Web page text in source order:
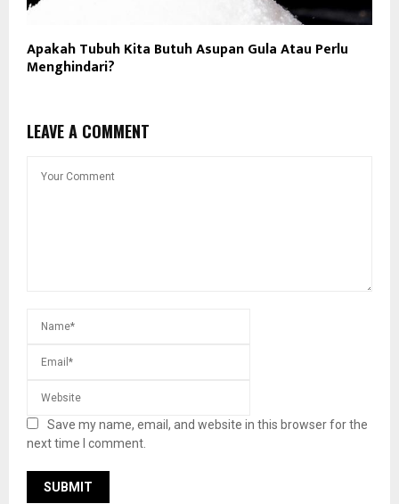
Apakah Tubuh Kita Butuh Asupan Gula Atau Perlu
Menghindari?
LEAVE A COMMENT
Save my name, email, and website in this browser for the
next time I comment.